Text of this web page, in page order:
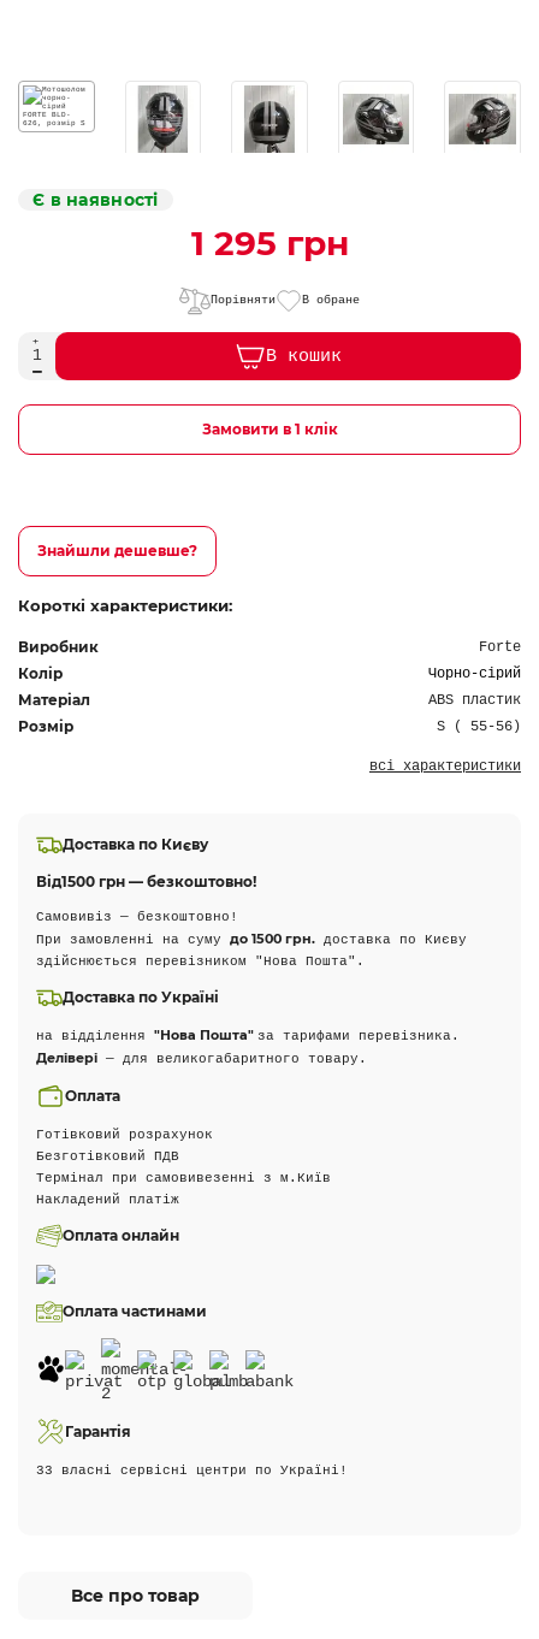
Є в наявності
1 295 грн
Порівняти В обране
В кошик
Замовити в 1 клік
Знайшли дешевше?
Короткі характеристики:
Виробник Forte
Колір Чорно-сірий
Матеріал ABS пластик
Розмір S ( 55-56)
всі характеристики
Доставка по Києву
Від1500 грн — безкоштовно!
Самовивіз — безкоштовно!
При замовленні на суму до 1500 грн. доставка по Києву
здійснюється перевізником "Нова Пошта".
Доставка по Україні
на відділення "Нова Пошта" за тарифами перевізника.
Делівері — для великогабаритного товару.
Оплата
Готівковий розрахунок
Безготівковий ПДВ
Термінал при самовивезенні з м.Київ
Накладений платіж
Оплата онлайн
Оплата частинами
Гарантія
33 власні сервісні центри по Україні!
Все про товар